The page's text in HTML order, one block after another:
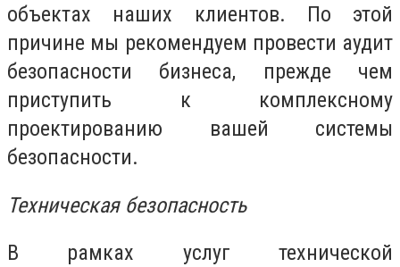
объектах наших клиентов. По этой
причине мы рекомендуем провести аудит
безопасности бизнеса, прежде чем
приступить к комплексному
проектированию вашей системы
безопасности.
Техническая безопасность
В рамках услуг технической